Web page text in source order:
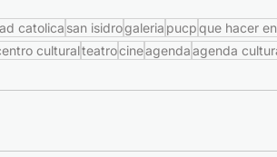
catolica san isidrogaleria pucpque hacer
culturalteatrocineagendaagenda